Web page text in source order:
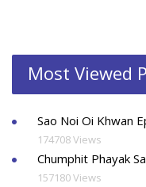
Most Viewed
Sao Noi Oi Khwan
174708 Views
Chumphit Phayak
157180 Views